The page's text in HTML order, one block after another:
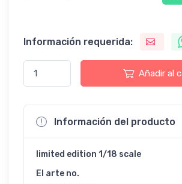
Información requerida:
Añadir al
Información del producto
limited edition 1/18 scale
El arte no.